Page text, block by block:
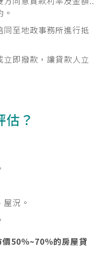
至地政事務所進行抵
即撥款，讓貸款人立
？
況。
50％~70％的房屋貸